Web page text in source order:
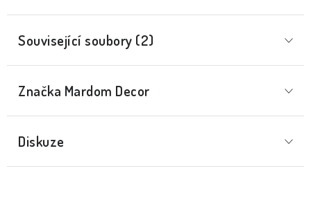
Související soubory (2)
Značka Mardom Decor
Diskuze